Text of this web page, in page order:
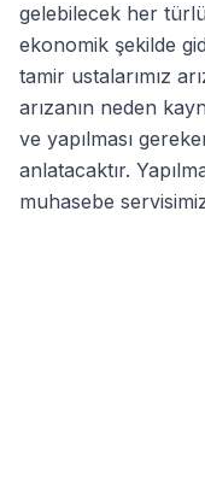
gelebilecek her türlü
ekonomik şekilde
tamir ustalarımız
arızanın neden
ve yapılması
anlatacaktır.
muhasebe